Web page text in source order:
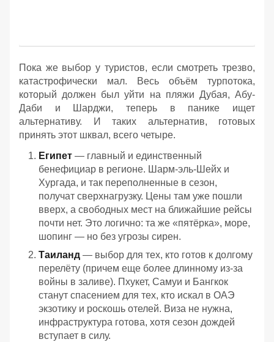
Пока же выбор у туристов, если смотреть трезво,
катастрофически мал. Весь объём турпотока,
который должен был уйти на пляжи Дубая, Абу-
Даби и Шарджи, теперь в панике ищет
альтернативу. И таких альтернатив, готовых
принять этот шквал, всего четыре.
Египет — главный и единственный
бенефициар в регионе. Шарм-эль-Шейх и
Хургада, и так переполненные в сезон,
получат сверхнагрузку. Цены там уже пошли
вверх, а свободных мест на ближайшие рейсы
почти нет. Это логично: та же «пятёрка», море,
шопинг — но без угрозы сирен.
Таиланд — выбор для тех, кто готов к долгому
перелёту (причем еще более длинному из-за
войны в заливе). Пхукет, Самуи и Бангкок
станут спасением для тех, кто искал в ОАЭ
экзотику и роскошь отелей. Виза не нужна,
инфраструктура готова, хотя сезон дождей
вступает в силу.